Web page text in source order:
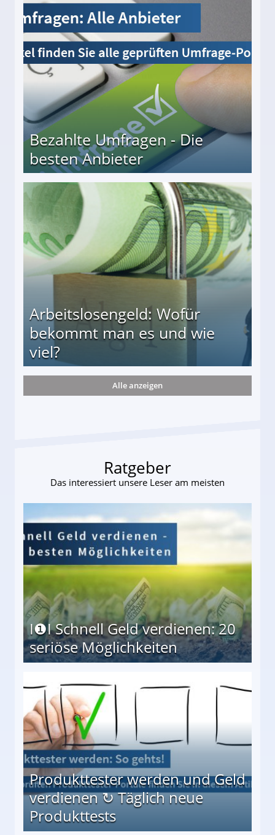
Bezahlte Umfragen - Die
besten Anbieter
Arbeitslosengeld: Wofür
bekommt man es und wie
viel?
und wie viel?
Alle anzeigen
Ratgeber
Das interessiert unsere Leser am meisten
I❶I Schnell Geld verdienen: 20
seriöse Möglichkeiten
Produkttester werden und Geld
verdienen ↻ Täglich neue
Produkttests